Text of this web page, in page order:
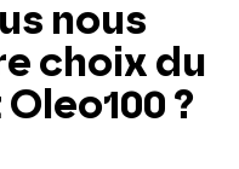
nous
choix du
?